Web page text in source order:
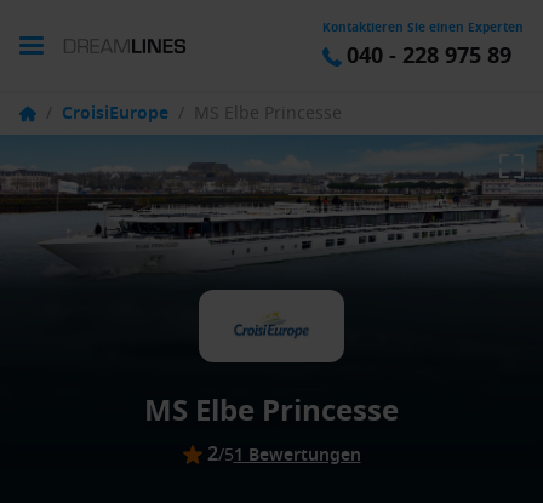
Kontaktieren Sie einen Experten
040 - 228 975 89
/ CroisiEurope / MS Elbe Princesse
MS Elbe Princesse
2/51 Bewertungen